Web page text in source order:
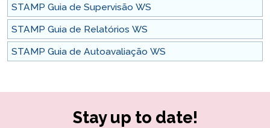
STAMP Guia de Supervisão WS
STAMP Guia de Relatórios WS
STAMP Guia de Autoavaliação WS
Stay up to date!